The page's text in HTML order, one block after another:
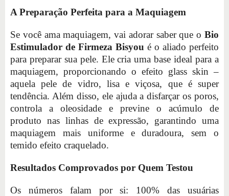
A Preparação Perfeita para a Maquiagem
Se você ama maquiagem, vai adorar saber que o Bio
Estimulador de Firmeza Bisyou é o aliado perfeito
para preparar sua pele. Ele cria uma base ideal para a
maquiagem, proporcionando o efeito glass skin –
aquela pele de vidro, lisa e viçosa, que é super
tendência. Além disso, ele ajuda a disfarçar os poros,
controla a oleosidade e previne o acúmulo de
produto nas linhas de expressão, garantindo uma
maquiagem mais uniforme e duradoura, sem o
temido efeito craquelado.
Resultados Comprovados por Quem Testou
Os números falam por si: 100% das usuárias